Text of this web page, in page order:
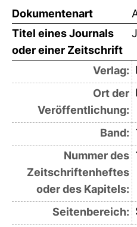
Dokumentenart
Titel eines Journals
oder einer Zeitschrift
Verlag:
Ort der
Veröffentlichung:
Band:
Nummer des
Zeitschriftenheftes
oder des Kapitels:
Seitenbereich: